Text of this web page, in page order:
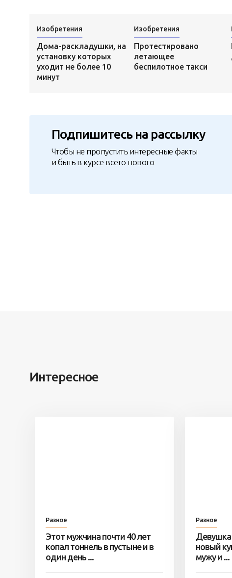
Изобретения
Дома-раскладушки, на
установку которых
уходит не более 10
минут
Изобретения
Протестировано
летающее
беспилотное такси
Подпишитесь на рассылку
Чтобы не пропустить интересные факты
и быть в курсе всего нового
Интересное
Разное
Этот мужчина почти 40 лет
копал тоннель в пустыне и в
один день ...
Разное
Девушка
новый
мужу и ...